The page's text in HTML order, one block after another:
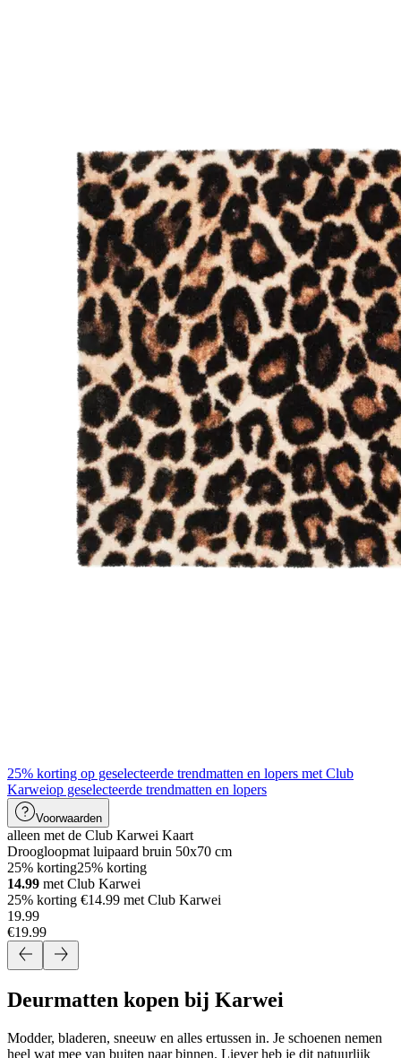
25% korting op geselecteerde trendmatten en lopers met Club
Karweiop geselecteerde trendmatten en lopers
Voorwaarden
alleen met de Club Karwei Kaart
Droogloopmat luipaard bruin 50x70 cm
25% korting25% korting
14.99 met Club Karwei
25% korting €14.99 met Club Karwei
19.99
€19.99
Deurmatten kopen bij Karwei
Modder, bladeren, sneeuw en alles ertussen in. Je schoenen nemen
heel wat mee van buiten naar binnen. Liever heb je dit natuurlijk